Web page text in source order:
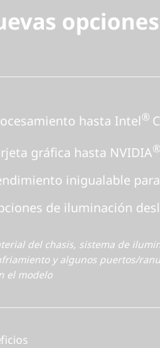
hasta Intel®
gráfica hasta NVIDIA®
inigualable
de iluminación
del chasis, sistema de
y algunos puertos/
el modelo